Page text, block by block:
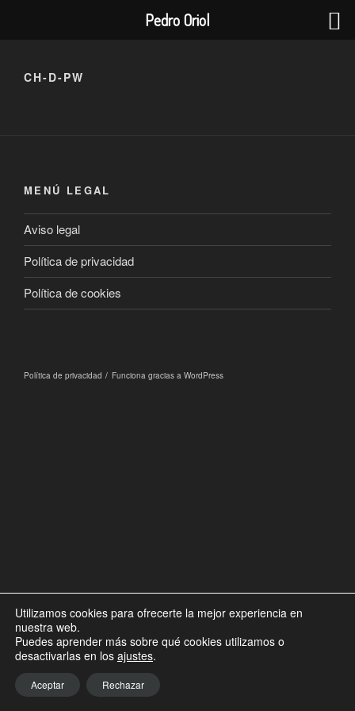
contenido
CH-D-PW
MENÚ LEGAL
Aviso legal
Política de privacidad
Política de cookies
Política de privacidad Funciona gracias a WordPress
Utilizamos cookies para ofrecerte la mejor experiencia en
nuestra web.
Puedes aprender más sobre qué cookies utilizamos o
desactivarlas en los ajustes.
Aceptar Rechazar
Pedro Oriol